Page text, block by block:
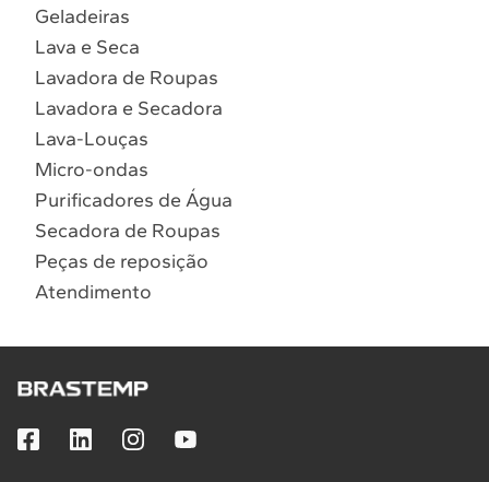
Localizar assistência técnica
Geladeiras
Lava e Seca
Lavadora de Roupas
Lavadora e Secadora
Lava-Louças
Micro-ondas
Purificadores de Água
Secadora de Roupas
Peças de reposição
Atendimento